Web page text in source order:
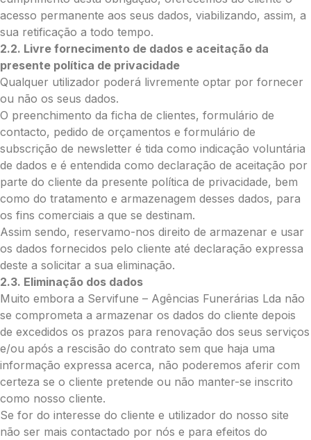
Envie Flores
Daniel Martins Toste
Neste formulário, a nossa equipa entrará
em contacto para encontrar a melhor
forma de pagamento.
O que deseja enviar?
Ramo de Flores
Palma
Cruz
Coração
Coroa
Ramo de Flores:
Opção 1 (€25)
Opção 2 (€30)
Opção 3 (€35)
Opção 4 (€40)
Opção 5 (€45)
Opção 6 (€50)
Opção 7 (€55)
Opção 8 (€55)
Opção 9 (€65)
Palma:
acesso permanente aos seus dados, viabilizando, assim, a
sua retificação a todo tempo.
2.2. Livre fornecimento de dados e aceitação da
presente política de privacidade
Qualquer utilizador poderá livremente optar por fornecer
ou não os seus dados.
O preenchimento da ficha de clientes, formulário de
contacto, pedido de orçamentos e formulário de
subscrição de newsletter é tida como indicação voluntária
de dados e é entendida como declaração de aceitação por
parte do cliente da presente política de privacidade, bem
como do tratamento e armazenagem desses dados, para
os fins comerciais a que se destinam.
Assim sendo, reservamo-nos direito de armazenar e usar
os dados fornecidos pelo cliente até declaração expressa
deste a solicitar a sua eliminação.
2.3. Eliminação dos dados
Muito embora a Servifune – Agências Funerárias Lda não
se comprometa a armazenar os dados do cliente depois
de excedidos os prazos para renovação dos seus serviços
e/ou após a rescisão do contrato sem que haja uma
informação expressa acerca, não poderemos aferir com
certeza se o cliente pretende ou não manter-se inscrito
como nosso cliente.
Se for do interesse do cliente e utilizador do nosso site
não ser mais contactado por nós e para efeitos do